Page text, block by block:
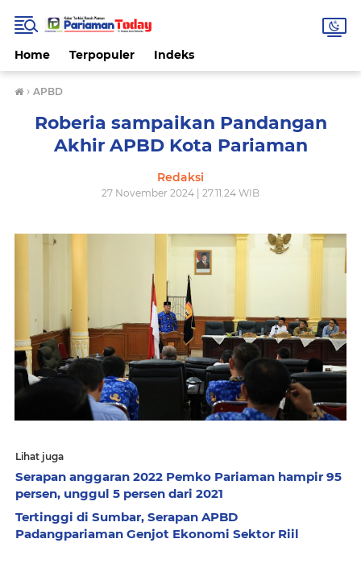
Home Terpopuler Indeks
› APBD
Roberia sampaikan Pandangan
Akhir APBD Kota Pariaman
Redaksi
27 November 2024 | 27.11.24 WIB
Lihat juga
Serapan anggaran 2022 Pemko Pariaman hampir 95
persen, unggul 5 persen dari 2021
Tertinggi di Sumbar, Serapan APBD
Padangpariaman Genjot Ekonomi Sektor Riil